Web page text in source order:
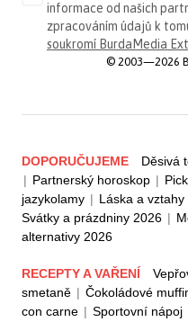
informace od našich
zpracováním údajů k
soukromí BurdaMedia
© 2003—2026
DOPORUČUJEME Děsivá
| Partnerský horoskop |
jazykolamy | Láska a vztahy
Svátky a prázdniny 2026 |
alternativy 2026
RECEPTY A VAŘENÍ
smetaně | Čokoládové
con carne | Sportovní nápoj